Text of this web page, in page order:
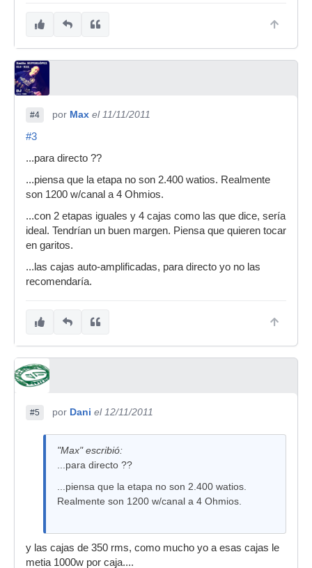
#4 por Max el 11/11/2011
#3
...para directo ??
...piensa que la etapa no son 2.400 watios. Realmente
son 1200 w/canal a 4 Ohmios.
...con 2 etapas iguales y 4 cajas como las que dice, sería
ideal. Tendrían un buen margen. Piensa que quieren tocar
en garitos.
...las cajas auto-amplificadas, para directo yo no las
recomendaría.
#5 por Dani el 12/11/2011
"Max" escribió:
...para directo ??
...piensa que la etapa no son 2.400 watios.
Realmente son 1200 w/canal a 4 Ohmios.
y las cajas de 350 rms, como mucho yo a esas cajas le
metia 1000w por caja....